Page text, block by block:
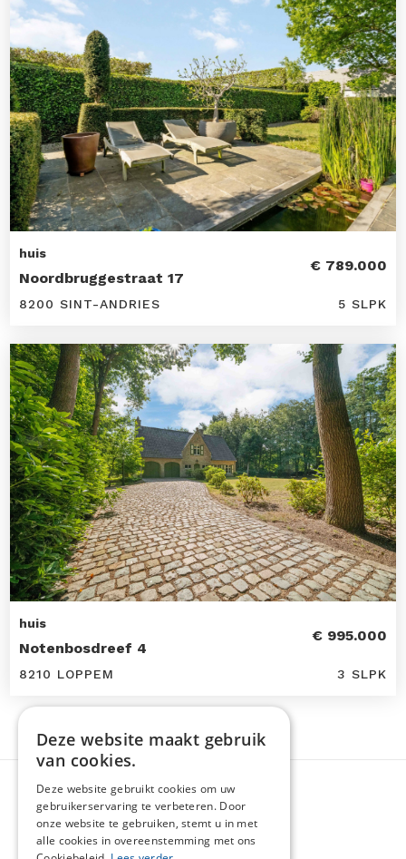
huis
Noordbruggestraat 17
€ 789.000
8200 SINT-ANDRIES 5 SLPK
huis
Notenbosdreef 4
€ 995.000
8210 LOPPEM 3 SLPK
Deze website maakt gebruik
van cookies.
Deze website gebruikt cookies om uw
gebruikerservaring te verbeteren. Door
onze website te gebruiken, stemt u in met
alle cookies in overeenstemming met ons